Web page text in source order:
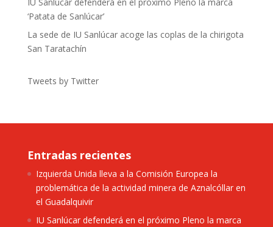
‘Patata de Sanlúcar’
La sede de IU Sanlúcar acoge las coplas de la chirigota
San Taratachín
Tweets by Twitter
Entradas recientes
Izquierda Unida lleva a la Comisión Europea la
problemática de la actividad minera de Aznalcóllar en
el Guadalquivir
IU Sanlúcar defenderá en el próximo Pleno la marca